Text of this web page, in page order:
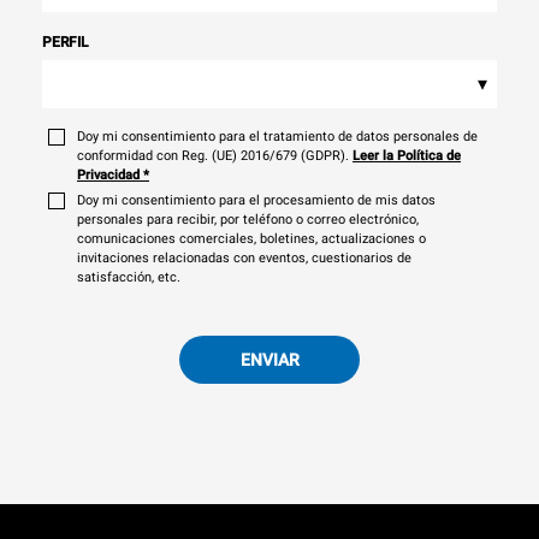
PERFIL
▾
Doy mi consentimiento para el tratamiento de datos personales de
conformidad con Reg. (UE) 2016/679 (GDPR). Leer la Política de
Privacidad *
Doy mi consentimiento para el procesamiento de mis datos
personales para recibir, por teléfono o correo electrónico,
comunicaciones comerciales, boletines, actualizaciones o
invitaciones relacionadas con eventos, cuestionarios de
satisfacción, etc.
ENVIAR